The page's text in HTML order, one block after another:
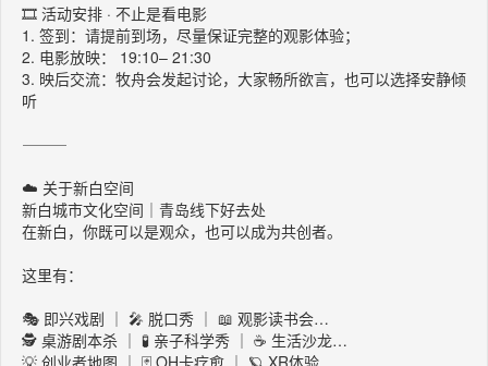
🎞️ 活动安排 · 不止是看电影
1. 签到：请提前到场，尽量保证完整的观影体验；
2. 电影放映： 19:10– 21:30
3. 映后交流：牧舟会发起讨论，大家畅所欲言，也可以选择安静倾
听
⸻
☁️ 关于新白空间
新白城市文化空间｜青岛线下好去处
在新白，你既可以是观众，也可以成为共创者。
这里有：
🎭 即兴戏剧 ｜ 🎤 脱口秀 ｜ 📖 观影读书会…
🕵️ 桌游剧本杀 ｜ 🧪 亲子科学秀 ｜ ☕ 生活沙龙…
💡 创业者地图 ｜ 🃏 OH卡疗愈 ｜ 🪐 XR体验…